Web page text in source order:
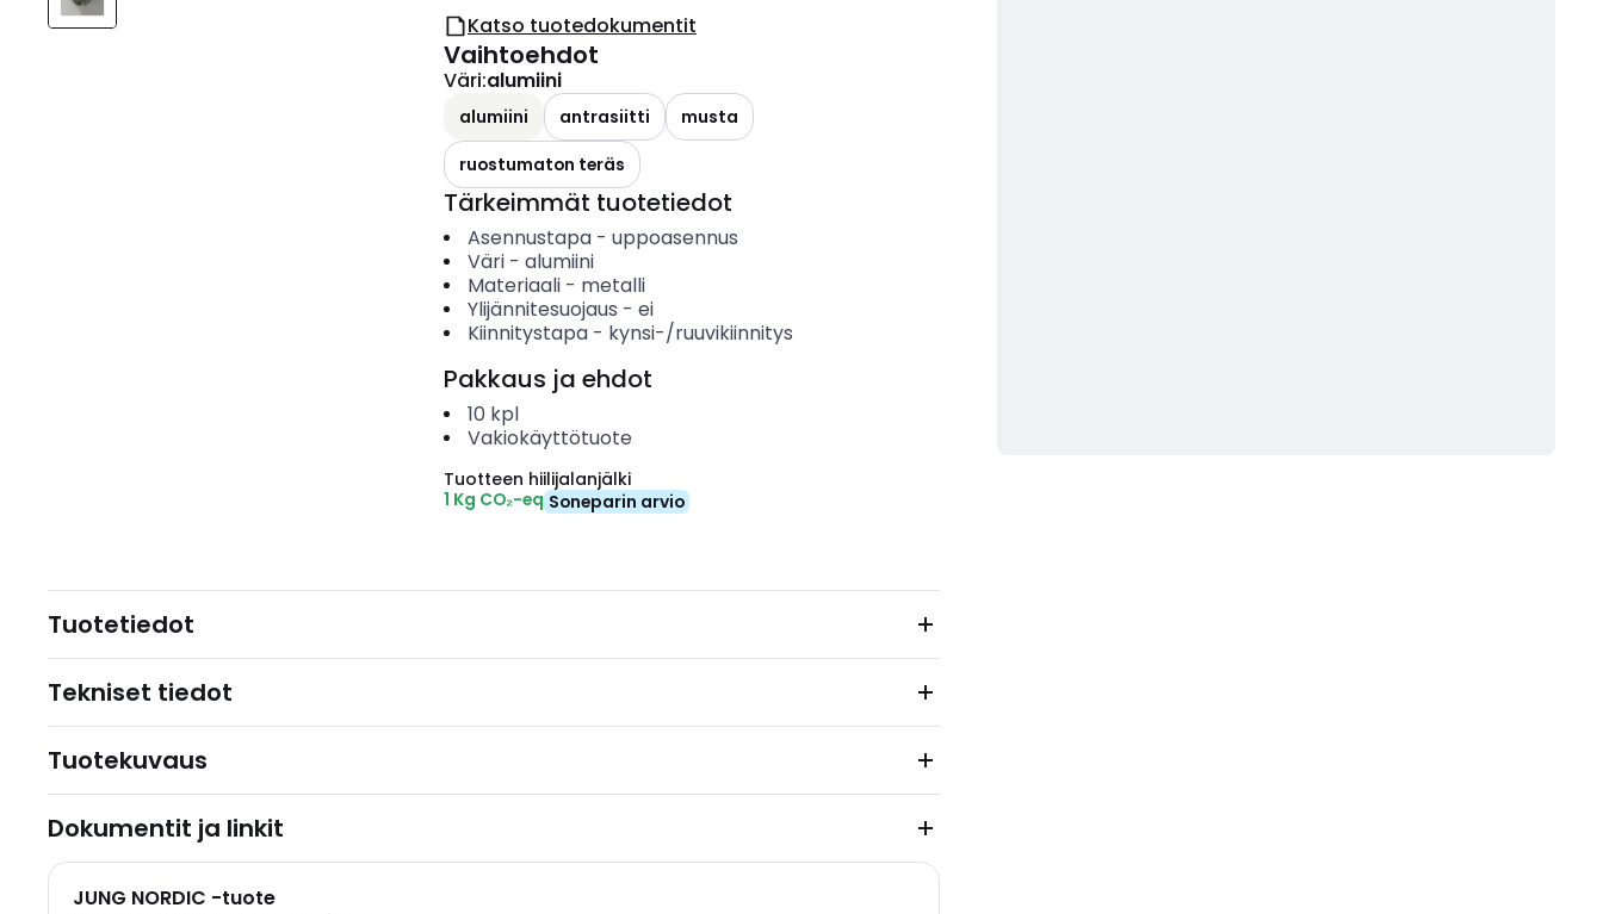
Katso tuotedokumentit
Vaihtoehdot
Väri:alumiini
alumiini antrasiitti
musta
ruostumaton teräs
Tärkeimmät tuotetiedot
Asennustapa- uppoasennus
Väri- alumiini
Materiaali- metalli
Ylijännitesuojaus - ei
Kiinnitystapa- kynsi-/ruuvikiinnitys
Pakkaus ja ehdot
10 kpl
Vakiokäyttötuote
Tuotteen hiilijalanjälki
1 Kg CO₂-eq Soneparin arvio
Tuotetiedot
Tekniset tiedot
Tuotekuvaus
Dokumentit ja linkit
JUNG NORDIC -tuote